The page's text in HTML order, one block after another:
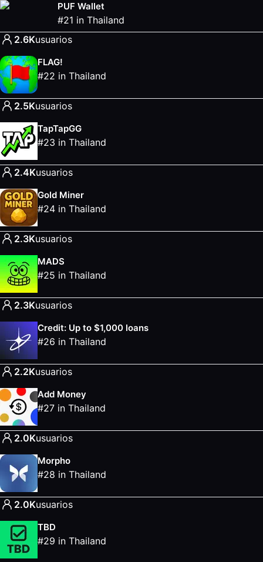
PUF Wallet
#21 in Thailand
2.6Kusuarios
FLAG!
#22 in Thailand
2.5Kusuarios
TapTapGG
#23 in Thailand
2.4Kusuarios
Gold Miner
#24 in Thailand
2.3Kusuarios
MADS
#25 in Thailand
2.3Kusuarios
Credit: Up to $1,000 loans
#26 in Thailand
2.2Kusuarios
Add Money
#27 in Thailand
2.0Kusuarios
Morpho
#28 in Thailand
2.0Kusuarios
TBD
#29 in Thailand